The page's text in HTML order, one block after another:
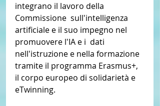
integrano il lavoro della
Commissione  sull'intelligenza
artificiale e il suo impegno nel
promuovere l'IA e i  dati
nell'istruzione e nella formazione
tramite il programma Erasmus+,
il corpo europeo di solidarietà e
eTwinning.